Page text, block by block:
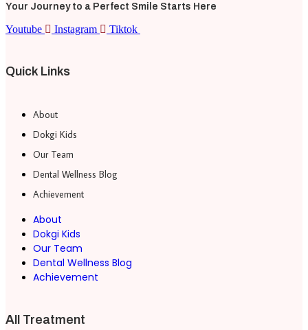
Your Journey to a Perfect Smile Starts Here
Youtube Instagram Tiktok
Quick Links
About
Dokgi Kids
Our Team
Dental Wellness Blog
Achievement
About
Dokgi Kids
Our Team
Dental Wellness Blog
Achievement
All Treatment